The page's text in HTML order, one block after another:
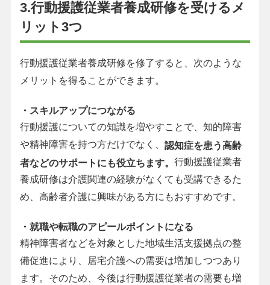
3.行動援護従業者養成研修を受けるメ
リット3つ
行動援護従業者養成研修を修了すると、次のような
メリットを得ることができます。
・スキルアップにつながる
行動援護についての知識を増やすことで、知的障害
や精神障害を持つ方だけでなく、 認知症を患う高齢
者などのサポートにも役立ちます。 行動援護従業者
養成研修は介護関連の経験がなくても受講できるた
め、高齢者介護に興味がある方にもおすすめです。
・就職や転職のアピールポイントになる
精神障害者などを対象とした地域生活支援拠点の整
備促進により、居宅介護への需要は増加しつつあり
ます。そのため、今後は行動援護従業者の需要も増